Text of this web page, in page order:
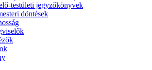
testületi jegyzőkönyvek
döntések